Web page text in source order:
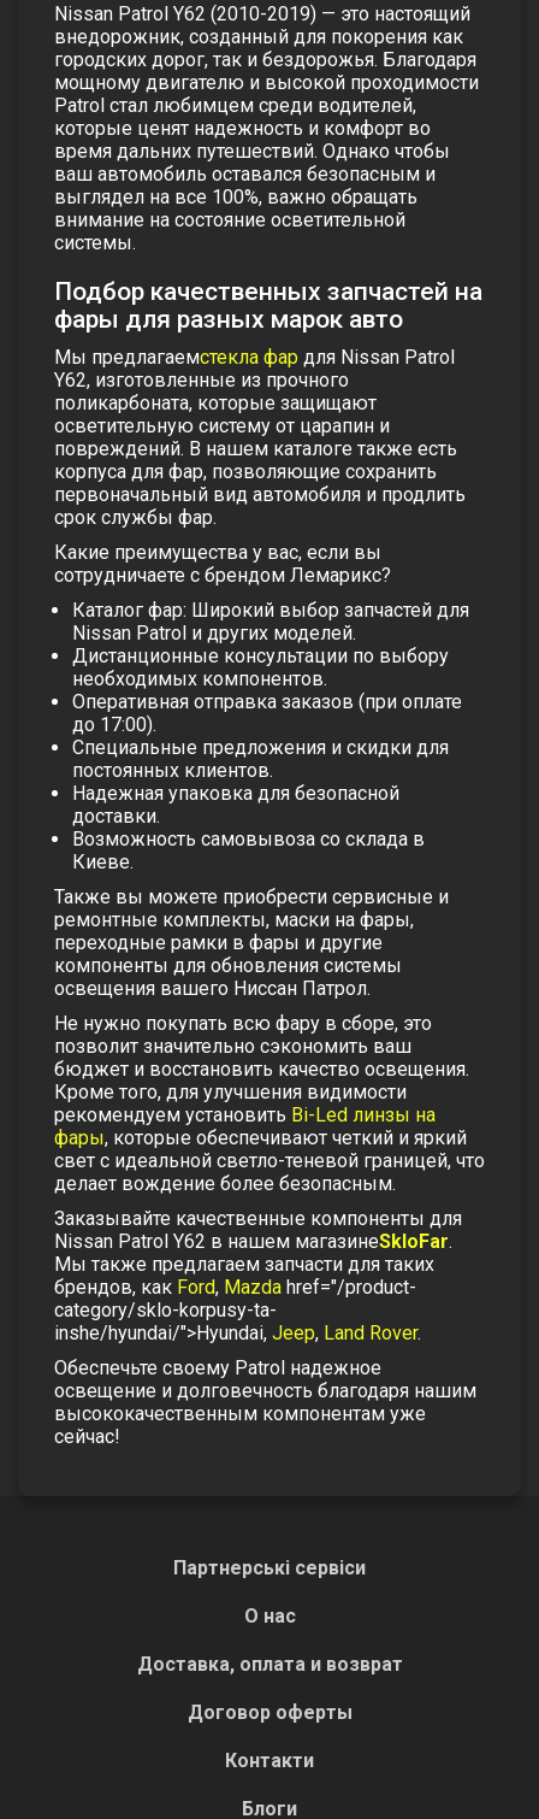
Nissan Patrol Y62 (2010-2019) — это настоящий
внедорожник, созданный для покорения как
городских дорог, так и бездорожья. Благодаря
мощному двигателю и высокой проходимости
Patrol стал любимцем среди водителей,
которые ценят надежность и комфорт во
время дальних путешествий. Однако чтобы
ваш автомобиль оставался безопасным и
выглядел на все 100%, важно обращать
внимание на состояние осветительной
системы.
Подбор качественных запчастей на
фары для разных марок авто
Мы предлагаемстекла фар для Nissan Patrol
Y62, изготовленные из прочного
поликарбоната, которые защищают
осветительную систему от царапин и
повреждений. В нашем каталоге также есть
корпуса для фар, позволяющие сохранить
первоначальный вид автомобиля и продлить
срок службы фар.
Какие преимущества у вас, если вы
сотрудничаете с брендом Лемарикс?
Каталог фар: Широкий выбор запчастей для
Nissan Patrol и других моделей.
Дистанционные консультации по выбору
необходимых компонентов.
Оперативная отправка заказов (при оплате
до 17:00).
Специальные предложения и скидки для
постоянных клиентов.
Надежная упаковка для безопасной
доставки.
Возможность самовывоза со склада в
Киеве.
Также вы можете приобрести сервисные и
ремонтные комплекты, маски на фары,
переходные рамки в фары и другие
компоненты для обновления системы
освещения вашего Ниссан Патрол.
Не нужно покупать всю фару в сборе, это
позволит значительно сэкономить ваш
бюджет и восстановить качество освещения.
Кроме того, для улучшения видимости
рекомендуем установить Bi-Led линзы на
фары, которые обеспечивают четкий и яркий
свет с идеальной светло-теневой границей, что
делает вождение более безопасным.
Заказывайте качественные компоненты для
Nissan Patrol Y62 в нашем магазинеSkloFar.
Мы также предлагаем запчасти для таких
брендов, как Ford, Mazda href="/product-
category/sklo-korpusy-ta-
inshe/hyundai/">Hyundai, Jeep, Land Rover.
Обеспечьте своему Patrol надежное
освещение и долговечность благодаря нашим
высококачественным компонентам уже
сейчас!
Партнерські сервіси
О нас
Доставка, оплата и возврат
Договор оферты
Контакти
Блоги